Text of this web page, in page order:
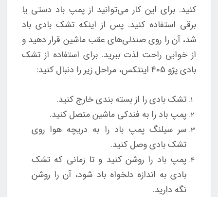
کنید. برای این کار می‌توانید از پمپ باد دستی یا
برقی استفاده کنید. پس از اینکه تشک بادی باد
شد، آن را روی صندلی‌های عقب ماشین قرار دهید و
از خوابی راحت لذت ببرید. برای استفاده از تشک
بادی پژو 405 اینتکس، مراحل زیر را دنبال کنید:
تشک بادی را از بسته بندی خارج کنید.
پمپ باد را به فندکی ماشین متصل کنید.
سر سیلنگ پمپ باد را به دریچه هوا روی
تشک بادی وصل کنید.
پمپ باد را روشن کنید و تا زمانی که تشک
بادی به اندازه دلخواه باد شود، آن را روشن
نگه دارید.